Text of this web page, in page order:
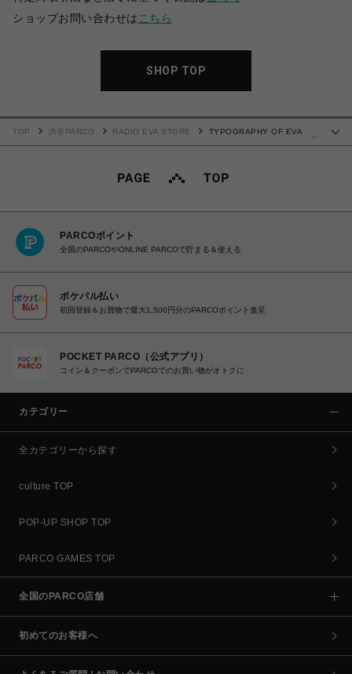
ショップお問い合わせは こちら
SHOP TOP
TOP 渋谷PARCO RADIO EVA STORE
TYPOGRAPHY OF EVA
PARCOポイント
全国のPARCOやONLINE PARCOで貯まる＆使える
ポケパル払い
初回登録＆お買物で最大1,500円分のPARCOポイント進呈
POCKET PARCO（公式アプリ）
コイン＆クーポンでPARCOでのお買い物がオトクに
カテゴリー
全カテゴリーから探す
culture TOP
POP-UP SHOP TOP
PARCO GAMES TOP
全国のPARCO店舗
初めてのお客様へ